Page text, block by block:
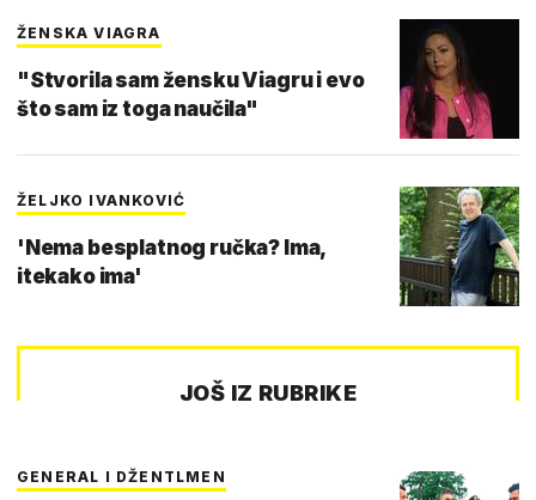
ŽENSKA VIAGRA
"Stvorila sam žensku Viagru i evo
što sam iz toga naučila"
ŽELJKO IVANKOVIĆ
'Nema besplatnog ručka? Ima,
itekako ima'
JOŠ IZ RUBRIKE
GENERAL I DŽENTLMEN